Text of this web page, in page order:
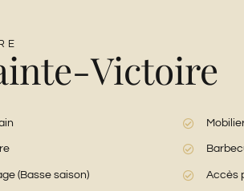
Victoire
(Basse saison) Accès